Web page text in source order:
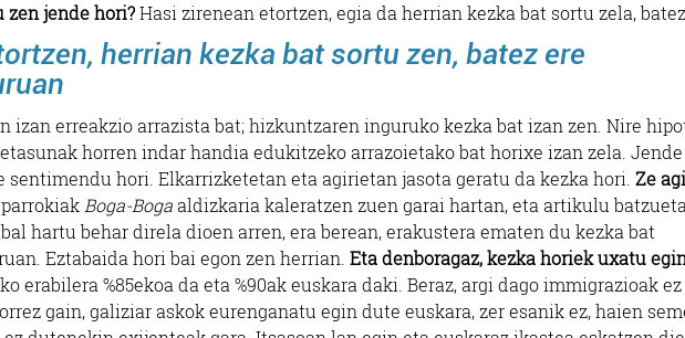
herrian kezka bat sortu zen, batez ere
jende hori?Hasi zirenean etortzen, egia da herrian kezka bat sortu zela,
izan erreakzio arrazista bat; hizkuntzaren inguruko kezka bat izan zen. Nire
horren indar handia edukitzeko arrazoietako bat horixe izan zela.
sentimendu hori. Elkarrizketetan eta agirietan jasota geratu da kezka hori. Ze
Boga-Bogaaldizkaria kaleratzen zuen garai hartan, eta artikulu
hartu behar direla dioen arren, era berean, erakustera ematen du kezka bat
Eztabaida hori bai egon zen herrian. Eta denboragaz, kezka horiek uxatu
erabilera %85ekoa da eta %90ak euskara daki. Beraz, argi dago immigrazioak
gain, galiziar askok eurenganatu egin dute euskara, zer esanik ez, haien